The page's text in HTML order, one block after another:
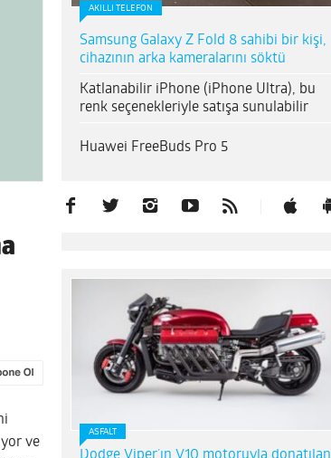
ve
AKILLI TELEFON
Samsung Galaxy Z Fold 8 sahibi bir kişi,
cihazının arka kameralarını söktü
Katlanabilir iPhone (iPhone Ultra), bu
renk seçenekleriyle satışa sunulabilir
Huawei FreeBuds Pro 5
ASFALT
Dodge Viper’ın V10 motoruyla donatılan